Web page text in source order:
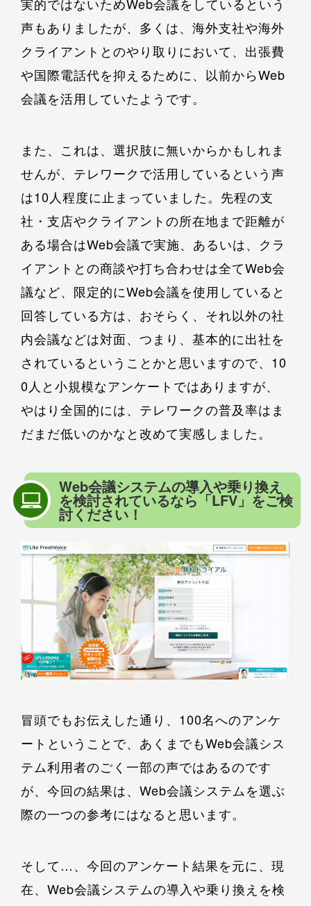
声もありましたが、多くは、海外支社や海外
クライアントとのやり取りにおいて、出張費
や国際電話代を抑えるために、以前からWeb
会議を活用していたようです。
また、これは、選択肢に無いからかもしれま
せんが、テレワークで活用しているという声
は10人程度に止まっていました。先程の支
社・支店やクライアントの所在地まで距離が
ある場合はWeb会議で実施、あるいは、クラ
イアントとの商談や打ち合わせは全てWeb会
議など、限定的にWeb会議を使用していると
回答している方は、おそらく、それ以外の社
内会議などは対面、つまり、基本的に出社を
されているということかと思いますので、10
0人と小規模なアンケートではありますが、
やはり全国的には、テレワークの普及率はま
だまだ低いのかなと改めて実感しました。
Web会議システムの導入や乗り換え
を検討されているなら「LFV」をご検
討ください！
冒頭でもお伝えした通り、100名へのアンケ
ートということで、あくまでもWeb会議シス
テム利用者のごく一部の声ではあるのです
が、今回の結果は、Web会議システムを選ぶ
際の一つの参考にはなると思います。
そして…、今回のアンケート結果を元に、現
在、Web会議システムの導入や乗り換えを検